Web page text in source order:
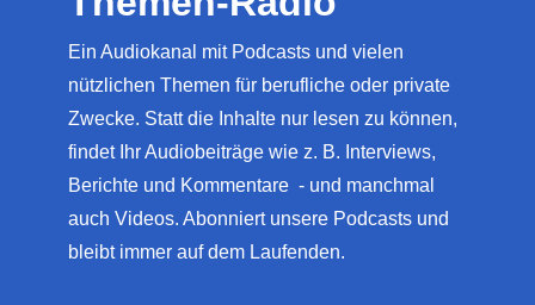
Ein Audiokanal mit Podcasts und vielen
nützlichen Themen für berufliche oder private
Zwecke. Statt die Inhalte nur lesen zu können,
findet Ihr Audiobeiträge wie z. B. Interviews,
Berichte und Kommentare - und manchmal
auch Videos. Abonniert unsere Podcasts und
bleibt immer auf dem Laufenden.